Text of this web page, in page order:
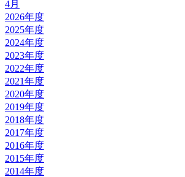
4月
2026年度
2025年度
2024年度
2023年度
2022年度
2021年度
2020年度
2019年度
2018年度
2017年度
2016年度
2015年度
2014年度